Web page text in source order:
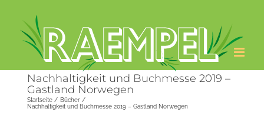
springen
Nachhaltigkeit und Buchmesse 2019 –
Gastland Norwegen
Startseite
Bücher
Nachhaltigkeit und Buchmesse 2019 – Gastland Norwegen